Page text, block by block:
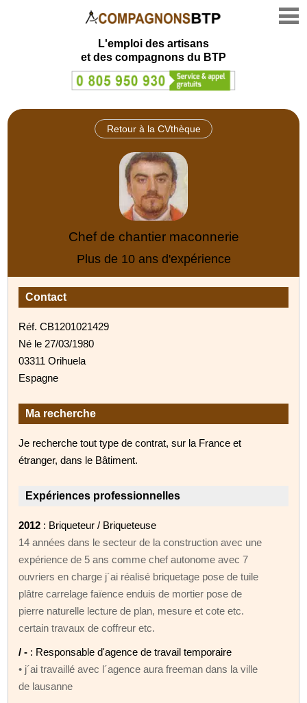
L'emploi des artisans
et des compagnons du BTP
Retour à la CVthèque
Chef de chantier maconnerie
Plus de 10 ans d'expérience
Contact
Réf. CB1201021429
Né le 27/03/1980
03311 Orihuela
Espagne
Ma recherche
Je recherche tout type de contrat, sur la France et
étranger, dans le Bâtiment.
Expériences professionnelles
2012 : Briqueteur / Briqueteuse
14 années dans le secteur de la construction avec une
expérience de 5 ans comme chef autonome avec 7
ouvriers en charge j´ai réalisé briquetage pose de tuile
plâtre carrelage faïence enduis de mortier pose de
pierre naturelle lecture de plan, mesure et cote etc.
certain travaux de coffreur etc.
/ - : Responsable d'agence de travail temporaire
• j´ai travaillé avec l´agence aura freeman dans la ville
de lausanne